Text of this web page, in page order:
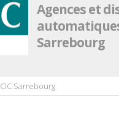
Agences et
Sarrebourg
CIC Sarrebourg